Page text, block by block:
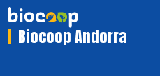
Biocoop Andorra